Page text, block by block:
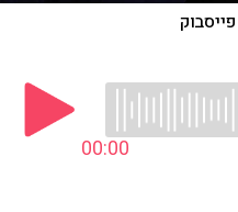
פייסבוק
00:00